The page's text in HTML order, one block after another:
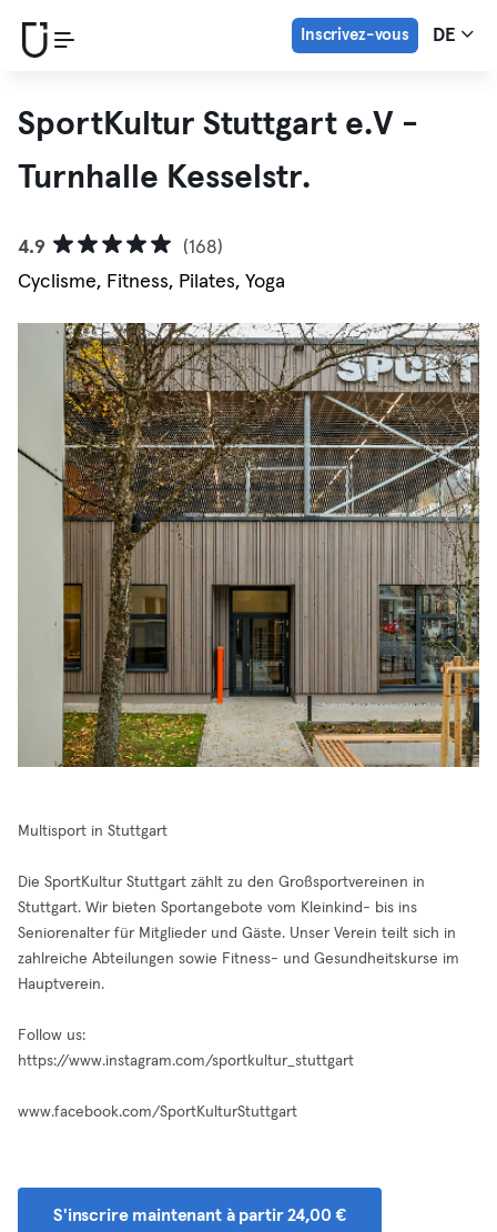
Inscrivez-vous DE
SportKultur Stuttgart e.V -
Turnhalle Kesselstr.
4.9
(168)
Cyclisme, Fitness, Pilates, Yoga
Multisport in Stuttgart
Die SportKultur Stuttgart zählt zu den Großsportvereinen in
Stuttgart. Wir bieten Sportangebote vom Kleinkind- bis ins
Seniorenalter für Mitglieder und Gäste. Unser Verein teilt sich in
zahlreiche Abteilungen sowie Fitness- und Gesundheitskurse im
Hauptverein.
Follow us:
https://www.instagram.com/sportkultur_stuttgart
www.facebook.com/SportKulturStuttgart
S'inscrire maintenant à partir 24,00 €